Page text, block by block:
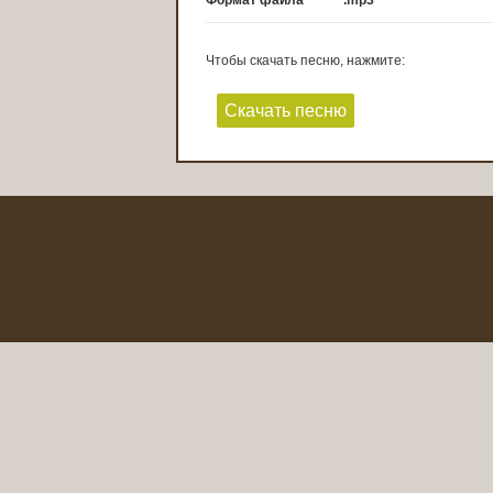
Чтобы скачать песню, нажмите:
Скачать песню